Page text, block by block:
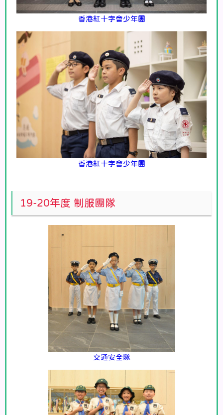
香港紅十字會少年團
香港紅十字會少年團
19-20年度 制服團隊
交通安全隊